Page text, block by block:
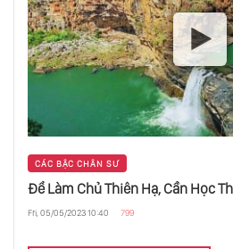
Thao Túng
Học Từ Sự Lặp
CÁC BẬC CHÂN SƯ
Để Làm Chủ Thiên Hạ, Cần Học
Fri, 05/05/2023 10:40 799